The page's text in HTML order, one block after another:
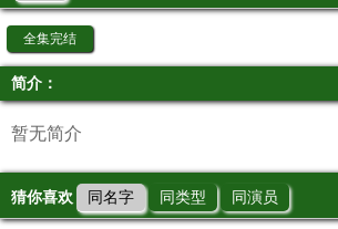
全集完结
简介：
暂无简介
猜你喜欢 同名字 同类型 同演员